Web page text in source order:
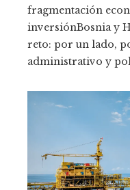
fragmentación
inversiónBosnia y
reto: por un lado,
administrativo y